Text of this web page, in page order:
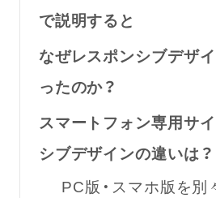
で説明すると
なぜレスポンシブデザ
ったのか？
スマートフォン専用サ
シブデザインの違いは？
PC版・スマホ版を